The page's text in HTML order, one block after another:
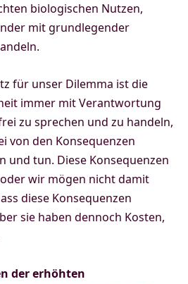
biologischen Nutzen,
mit grundlegender
für unser Dilemma ist die
immer mit Verantwortung
zu sprechen und zu handeln,
von den Konsequenzen
und tun. Diese Konsequenzen
wir mögen nicht damit
diese Konsequenzen
sie haben dennoch Kosten,
der erhöhten